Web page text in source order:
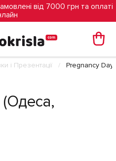
від 7000 грн та оплаті
і Презентації Pregnancy Day